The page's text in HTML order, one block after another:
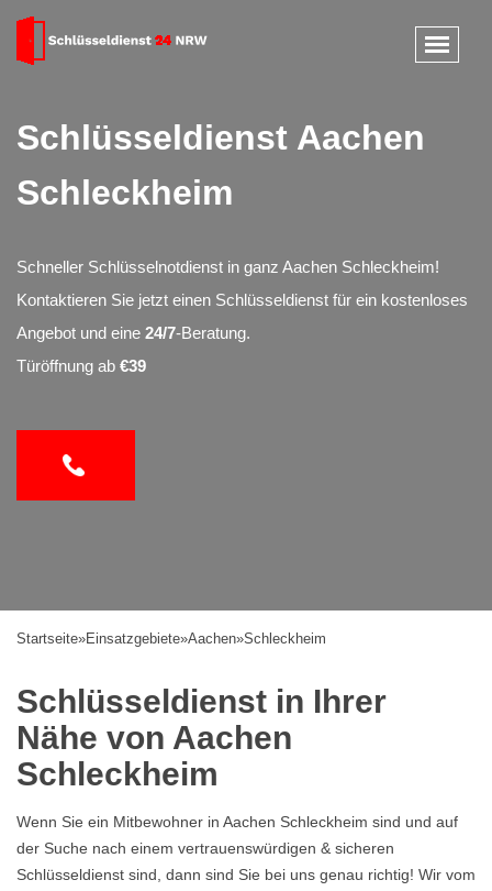
Schlüsseldienst Aachen
Schleckheim
Schneller Schlüsselnotdienst in ganz Aachen Schleckheim!
Kontaktieren Sie jetzt einen Schlüsseldienst für ein kostenloses
Angebot und eine 24/7-Beratung.
Türöffnung ab €39
Startseite»Einsatzgebiete»Aachen»Schleckheim
Schlüsseldienst in Ihrer
Nähe von Aachen
Schleckheim
Wenn Sie ein Mitbewohner in Aachen Schleckheim sind und auf
der Suche nach einem vertrauenswürdigen & sicheren
Schlüsseldienst sind, dann sind Sie bei uns genau richtig! Wir vom